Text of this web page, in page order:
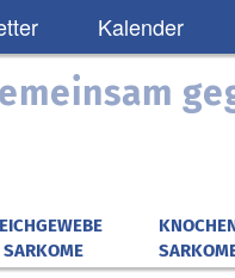
Kalender
SARKOME